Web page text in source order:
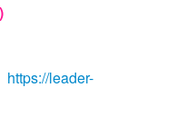
https://leader-